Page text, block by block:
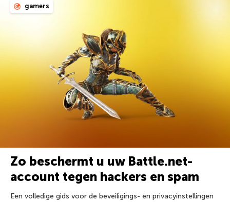
gamers
Zo beschermt u uw Battle.net-
account tegen hackers en spam
Een volledige gids voor de beveiligings- en privacyinstellingen